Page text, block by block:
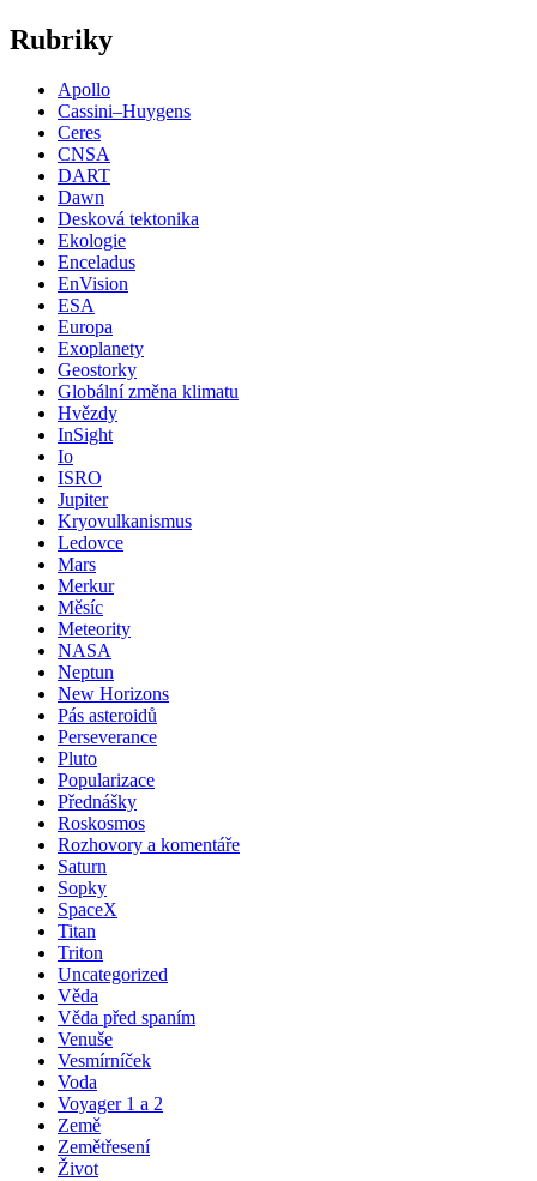
Rubriky
Apollo
Cassini–Huygens
Ceres
CNSA
DART
Dawn
Desková tektonika
Ekologie
Enceladus
EnVision
ESA
Europa
Exoplanety
Geostorky
Globální změna klimatu
Hvězdy
InSight
Io
ISRO
Jupiter
Kryovulkanismus
Ledovce
Mars
Merkur
Měsíc
Meteority
NASA
Neptun
New Horizons
Pás asteroidů
Perseverance
Pluto
Popularizace
Přednášky
Roskosmos
Rozhovory a komentáře
Saturn
Sopky
SpaceX
Titan
Triton
Uncategorized
Věda
Věda před spaním
Venuše
Vesmírníček
Voda
Voyager 1 a 2
Země
Zemětřesení
Život